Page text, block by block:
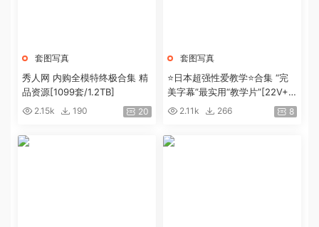
套图写真
秀人网 内购全模特终极合集 精
品资源[1099套/1.2TB]
2.15k 190 20
套图写真
⭐日本超强性爱教学⭐合集 “完
美字幕”最实用“教学片”[22V+4.
9G]2.11k 266 8